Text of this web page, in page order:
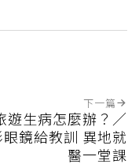
下一篇
遊生病怎麼辦？／
眼鏡給教訓 異地就
醫一堂課